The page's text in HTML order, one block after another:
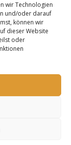
wir Technologien
und/oder darauf
können wir
dieser Website
oder